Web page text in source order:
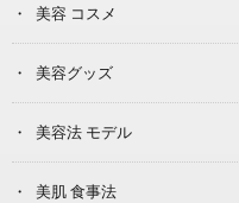
美容 コスメ
美容グッズ
美容法 モデル
美肌 食事法